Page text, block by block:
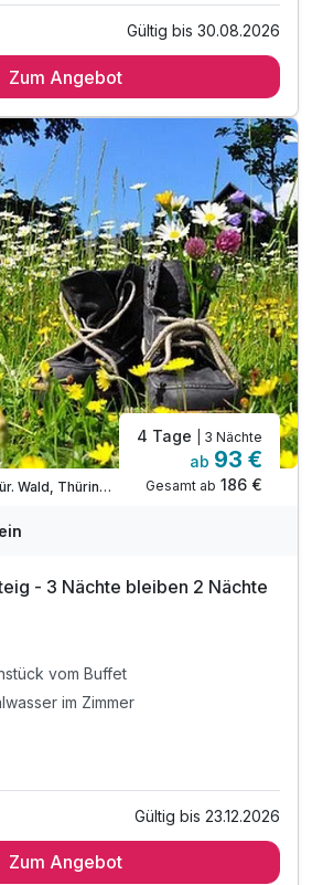
Gültig bis 30.08.2026
Zum Angebot
Tambach-Dietharz/Thür. Wald, Thüringer Wald
4 Tage | 3 Nächte
ab 93 €
Gesamt ab 186 €
- 3 Nächte bleiben 2 Nächte
vom Buffet
im Zimmer
vom Buffet
Gültig bis 23.12.2026
Zum Angebot